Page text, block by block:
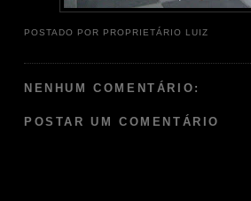
POSTADO POR PROPRIETÁRIO LUIZ
NENHUM COMENTÁRIO:
POSTAR UM COMENTÁRIO